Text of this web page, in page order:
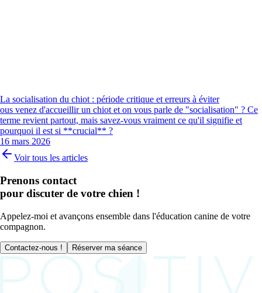
La socialisation du chiot : période critique et erreurs à éviter
ous venez d'accueillir un chiot et on vous parle de "socialisation" ? Ce
terme revient partout, mais savez-vous vraiment ce qu'il signifie et
pourquoi il est si **crucial** ?
16 mars 2026
Voir tous les articles
Prenons contact
pour discuter de votre chien !
Appelez-moi et avançons ensemble dans l'éducation canine de votre
compagnon.
Contactez-nous ! Réserver ma séance